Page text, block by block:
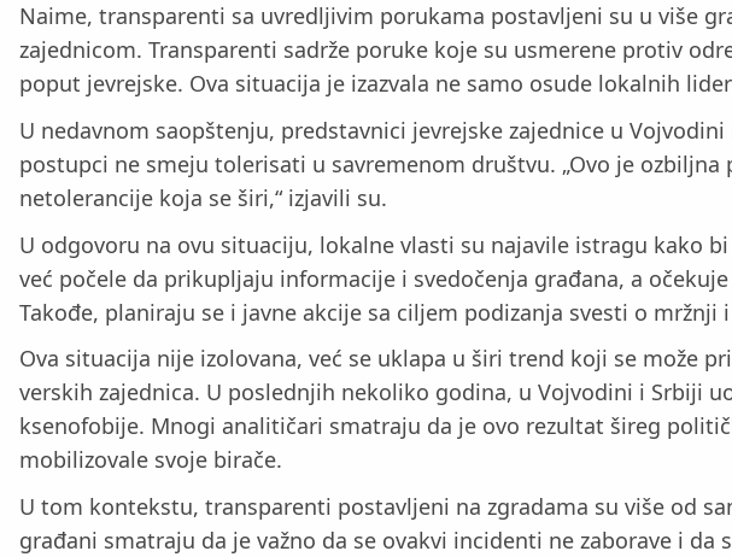
Naime, transparenti sa uvredljivim porukama postavljeni su u više
zajednicom. Transparenti sadrže poruke koje su usmerene protiv
poput jevrejske. Ova situacija je izazvala ne samo osude lokalnih
U nedavnom saopštenju, predstavnici jevrejske zajednice u
postupci ne smeju tolerisati u savremenom društvu. „Ovo je
netolerancije koja se širi,“ izjavili su.
U odgovoru na ovu situaciju, lokalne vlasti su najavile istragu kako
već počele da prikupljaju informacije i svedočenja građana, a
Takođe, planiraju se i javne akcije sa ciljem podizanja svesti o
Ova situacija nije izolovana, već se uklapa u širi trend koji se može
verskih zajednica. U poslednjih nekoliko godina, u Vojvodini i Srbiji
ksenofobije. Mnogi analitičari smatraju da je ovo rezultat šireg
mobilizovale svoje birače.
U tom kontekstu, transparenti postavljeni na zgradama su više od
građani smatraju da je važno da se ovakvi incidenti ne zaborave i